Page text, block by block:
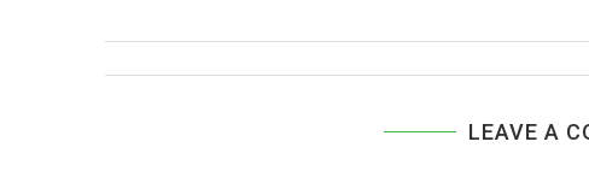
LEAVE A